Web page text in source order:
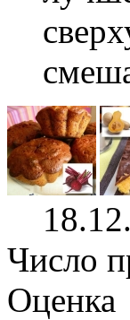
Число
Оценка